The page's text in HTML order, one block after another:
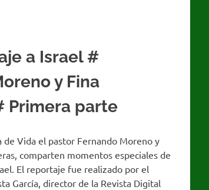
a Israel #
y Fina
Primera parte
de Vida el pastor Fernando Moreno y
comparten momentos especiales de
El reportaje fue realizado por el
García, director de la Revista Digital